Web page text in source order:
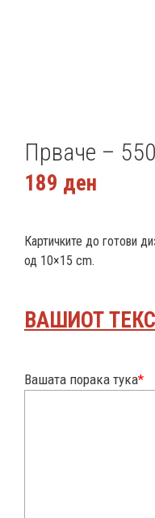
Прваче –
189 ден
Картичките до готови
од 10×15 cm.
ВАШИОТ
Вашата порака тука*